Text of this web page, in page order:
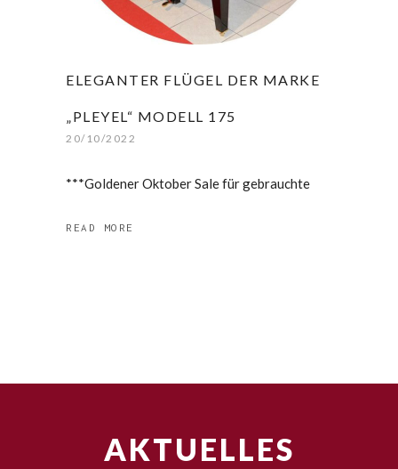
ELEGANTER FLÜGEL DER MARKE
„PLEYEL“ MODELL 175
20/10/2022
***Goldener Oktober Sale für gebrauchte
READ MORE
AKTUELLES